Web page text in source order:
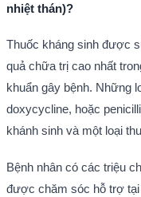
nhiệt thán)?
Thuốc kháng sinh được
quả chữa trị cao nhất
khuẩn gây bệnh. Những
doxycycline, hoặc
khánh sinh và một loại
Bệnh nhân có các triệu
được chăm sóc hỗ trợ tại